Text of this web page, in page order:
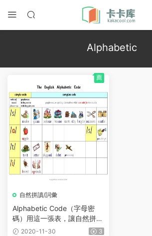
Alphabetic
自然拼讀/詞彙
Alphabetic Code（字母密
碼）用這一張表，讓自然拼讀
學起來毫不費力！
2020-11-30 3
薦